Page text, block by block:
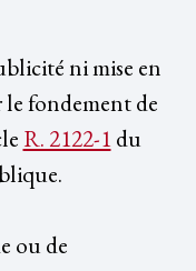
ni mise en
fondement de
R. 2122-1du
ou de